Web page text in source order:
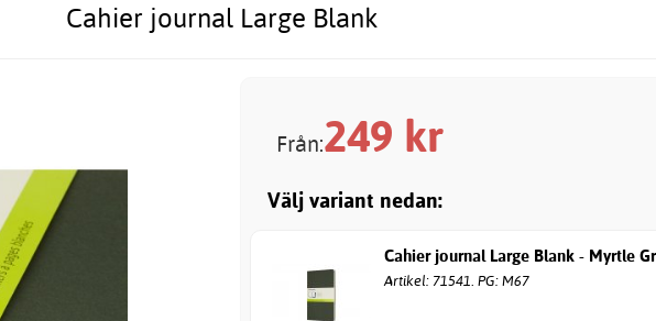
Cahier journal Large Blank
Från:249 kr
Välj variant nedan:
Cahier journal Large Blank - Myrtle
Artikel: 71541. PG: M67